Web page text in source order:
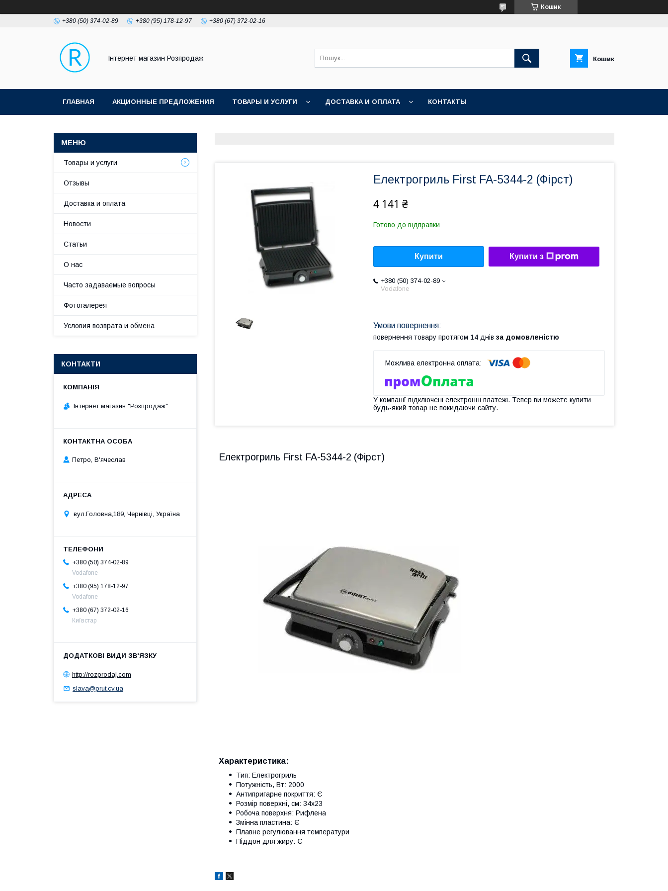
Кошик
+380 (50) 374-02-89 +380 (95) 178-12-97 +380 (67) 372-02-16
Інтернет магазин Розпродаж Кошик
ГЛАВНАЯ АКЦИОННЫЕ ПРЕДЛОЖЕНИЯ ТОВАРЫ И УСЛУГИ ДОСТАВКА И ОПЛАТА КОНТАКТЫ
Електрогриль First FA-5344-2 (Фірст)
4 141 ₴
Готово до відправки
Купити Купити з
+380 (50) 374-02-89
Vodafone
повернення товару протягом 14 днів за домовленістю
У компанії підключені електронні платежі. Тепер ви можете купити
будь-який товар не покидаючи сайту.
Електрогриль First FA-5344-2 (Фірст)
Характеристика:
Тип: Електрогриль
Потужність, Вт: 2000
Антипригарне покриття: Є
Розмір поверхні, см: 34х23
Робоча поверхня: Рифлена
Змінна пластина: Є
Плавне регулювання температури
Піддон для жиру: Є
Товары и услуги
Отзывы
Доставка и оплата
Новости
Статьи
О нас
Часто задаваемые вопросы
Фотогалерея
Условия возврата и обмена
КОНТАКТИ
Інтернет магазин "Розпродаж"
Петро, В'ячеслав
вул.Головна,189, Чернівці, Україна
+380 (50) 374-02-89
Vodafone
+380 (95) 178-12-97
Vodafone
+380 (67) 372-02-16
Київстар
http://rozprodaj.com
slava@prut.cv.ua